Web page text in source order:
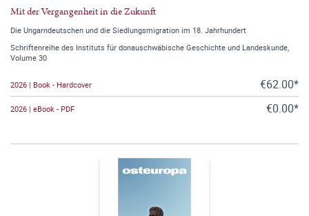
Mit der Vergangenheit in die Zukunft
Die Ungarndeutschen und die Siedlungsmigration im 18. Jahrhundert
Schriftenreihe des Instituts für donauschwäbische Geschichte und Landeskunde,
Volume 30
2026 | Book - Hardcover €62.00*
2026 | eBook - PDF €0.00*